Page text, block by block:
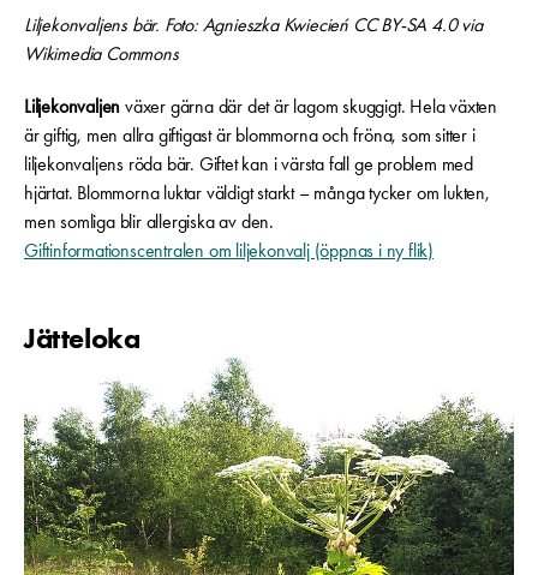
Liljekonvaljens bär. Foto: Agnieszka Kwiecień CC BY-SA 4.0 via
Wikimedia Commons
Liljekonvaljenväxer gärna där det är lagom skuggigt. Hela växten
är giftig, men allra giftigast är blommorna och fröna, som sitter i
liljekonvaljens röda bär. Giftet kan i värsta fall ge problem med
hjärtat. Blommorna luktar väldigt starkt – många tycker om lukten,
men somliga blir allergiska av den.
Giftinformationscentralen om liljekonvalj (öppnas i ny flik)
Jätteloka